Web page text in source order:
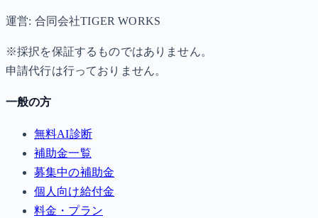
運営: 合同会社TIGER WORKS
※採択を保証するものではありません。
申請代行は行っておりません。
一般の方
無料AI診断
補助金一覧
募集中の補助金
個人向け給付金
料金・プラン